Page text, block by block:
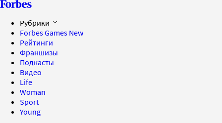
Рубрики
Forbes Games New
Рейтинги
Франшизы
Подкасты
Видео
Life
Woman
Sport
Young